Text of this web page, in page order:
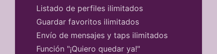
Listado de perfiles ilimitados
Guardar favoritos ilimitados
Envío de mensajes y taps ilimitados
Función "¡Quiero quedar ya!"